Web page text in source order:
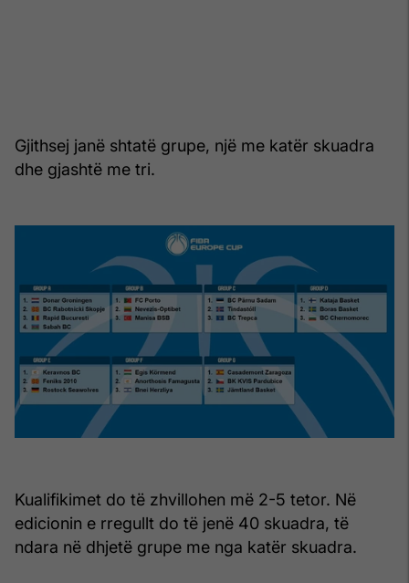
Gjithsej janë shtatë grupe, një me katër skuadra
dhe gjashtë me tri.
Kualifikimet do të zhvillohen më 2-5 tetor. Në
edicionin e rregullt do të jenë 40 skuadra, të
ndara në dhjetë grupe me nga katër skuadra.